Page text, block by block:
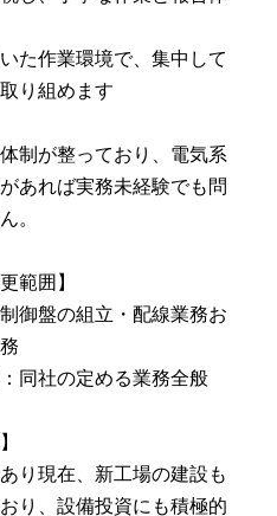
いた作業環境で、集中して
り組めます
制が整っており、電気系
あれば実務未経験でも問
。
範囲】
御盤の組立・配線業務お
同社の定める業務全般
り現在、新工場の建設も
り、設備投資にも積極的